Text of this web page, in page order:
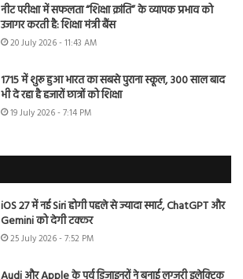
नीट परीक्षा में सफलता “शिक्षा क्रांति” के व्यापक प्रभाव को
उजागर करती है: शिक्षा मंत्री बैंस
20 July 2026 - 11:43 AM
1715 में शुरू हुआ भारत का सबसे पुराना स्कूल, 300 साल बाद
भी दे रहा है हजारों छात्रों को शिक्षा
19 July 2026 - 7:14 PM
iOS 27 में नई Siri होगी पहले से ज्यादा स्मार्ट, ChatGPT और
Gemini को देगी टक्कर
25 July 2026 - 7:52 PM